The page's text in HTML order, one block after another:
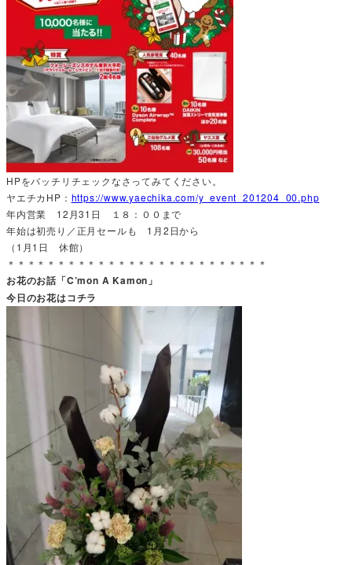
HPをバッチリチェックなさってみてください。
ヤエチカHP： https://www.yaechika.com/y_event_201204_00.php
年内営業 12月31日 １８：００まで
年始は初売り／正月セールも 1月2日から
（1月1日 休館）
＊＊＊＊＊＊＊＊＊＊＊＊＊＊＊＊＊＊＊＊＊＊＊＊＊＊
お花のお話「C’mon A Kamon」
今日のお花はコチラ